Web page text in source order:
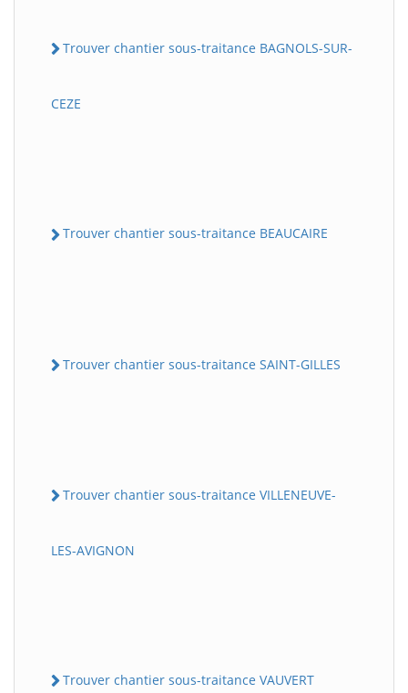
Trouver chantier sous-traitance BAGNOLS-SUR-
CEZE
Trouver chantier sous-traitance BEAUCAIRE
Trouver chantier sous-traitance SAINT-GILLES
Trouver chantier sous-traitance VILLENEUVE-
LES-AVIGNON
Trouver chantier sous-traitance VAUVERT